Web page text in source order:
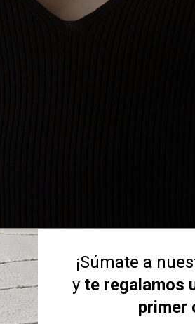
¡Súmate a
y te regalamos
primer